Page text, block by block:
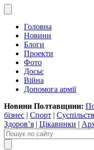
Головна
Новини
Блоги
Проекти
Фото
Досьє
Війна
Допомога армії
Новини Полтавщини:
бізнес | Спорт |
Здоров’я | Цікавинки |